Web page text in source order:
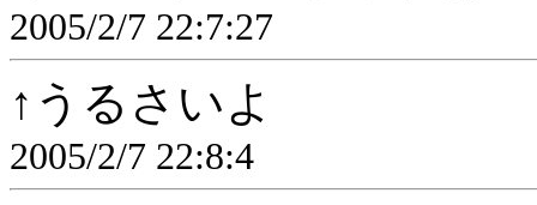
2005/2/7 22:7:27
↑うるさいよ
2005/2/7 22:8:4